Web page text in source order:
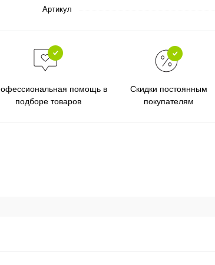
Артикул
помощь в
подборе товаров
Скидки постоянным
покупателям